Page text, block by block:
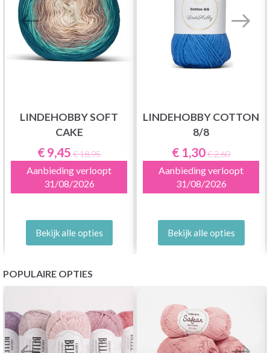
LINDEHOBBY SOFT
CAKE
€ 9,45 € 18,95
Aanbieding verloopt
31/08/2026
Bekijk alle opties
LINDEHOBBY COTTON
8/8
€ 1,30€ 2,60
Aanbieding verloopt
31/08/2026
Bekijk alle opties
POPULAIRE OPTIES